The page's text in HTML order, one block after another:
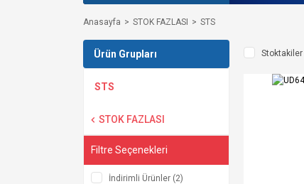
Anasayfa STOK FAZLASI STS
Ürün Grupları
STS
STOK FAZLASI
Filtre Seçenekleri
İndirimli Ürünler (2)
Stoktakiler